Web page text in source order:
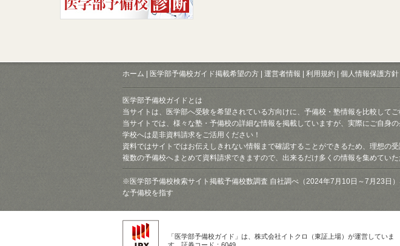
ホーム 医学部予備校ガイド掲載希望の方 運営者情報 利用規約 個人情報保護方針
医学部予備校ガイドとは
当サイトは、医学部へ受験を希望されている方向けに、予備校・塾情報を比較して
当サイトでは、様々な塾・予備校の詳細な情報を掲載していますが、実際にご自身
学校へは是非資料請求をご活用ください！
資料ではサイトではお伝えしきれない情報まで確認することができるため、理想の
複数の予備校へまとめて資料請求できますので、出来るだけ多くの情報を集めていた
※医学部予備校検索サイト掲載予備校数調査 自社調べ（2024年7月10日～7月23日
な予備校を指す
「医学部予備校ガイド」は、株式会社イトクロ（東証上場）が運営していま
す。証券コード：6049